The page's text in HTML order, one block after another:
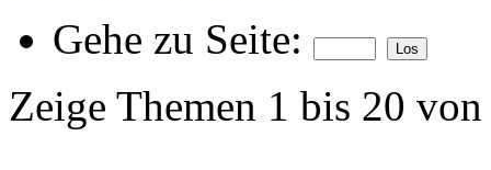
Gehe zu Seite:
Zeige Themen 1 bis 20